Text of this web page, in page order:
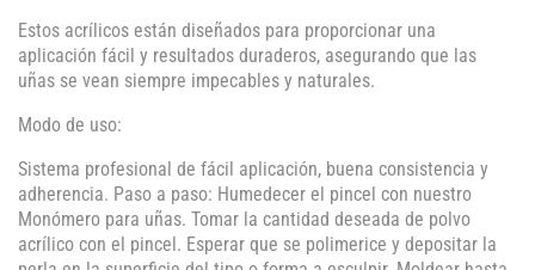
Estos acrílicos están diseñados para proporcionar una
aplicación fácil y resultados duraderos, asegurando que las
uñas se vean siempre impecables y naturales.
Modo de uso:
Sistema profesional de fácil aplicación, buena consistencia y
adherencia. Paso a paso: Humedecer el pincel con nuestro
Monómero para uñas. Tomar la cantidad deseada de polvo
acrílico con el pincel. Esperar que se polimerice y depositar la